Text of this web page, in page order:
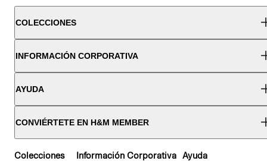
COLECCIONES
INFORMACIÓN CORPORATIVA
AYUDA
CONVIÉRTETE EN H&M MEMBER
Colecciones Información Corporativa Ayuda